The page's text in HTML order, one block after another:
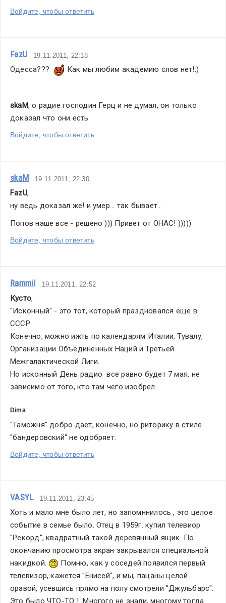
Войдите, чтобы ответить
FazU 19.11.2011, 22:18
Одесса??? Как мы любим академию слов нет!:)
skaM, о радие господин Герц и не думал, он только
доказал что они есть
Войдите, чтобы ответить
skaM 19.11.2011, 22:30
FazU,
ну ведь доказал же! и умер... так бывает...
Попов наше все - решено ))) Привет от ОНАС! )))))
Войдите, чтобы ответить
Rammil 19.11.2011, 22:52
Кусто,
"Исконный" - это тот, который праздновался еще в
СССР.
Конечно, можно ижть по календарям Италии, Тувалу,
Организации Объединенных Наций и Третьей
Межгалактической Лиги.
Но исконный День радио  все равно будет 7 мая, не
зависимо от того, кто там чего изобрел.
Dima
"Таможня" добро дает, конечно, но риторику в стиле
"бандеровский" не одобряет.
Войдите, чтобы ответить
VASYL 19.11.2011, 23:45
Хоть и мало мне было лет, но запомннилось , это целое
событие в семье было. Отец в 1959г. купил телевиор
"Рекорд", квадратный такой деревянный ящик. По
окончанию просмотра экран закрывался специальной
накидкой.
Помню, как у соседей появился первый
телевизор, кажется "Енисей", и мы, пацаны целой
оравой, усевшись прямо на полу смотрели "Джульбарс".
Это было ЧТО-ТО !  Многого не знали, многому тогда